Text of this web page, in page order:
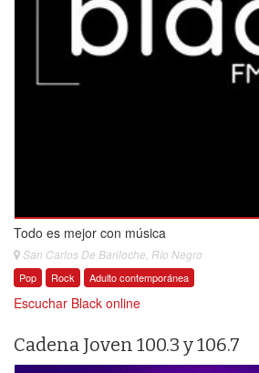
Todo es mejor con música
San Carlos De Bariloche, Río Negro
Pop Rock Adulto contemporánea
Escuchar Black online
Cadena Joven 100.3 y 106.7